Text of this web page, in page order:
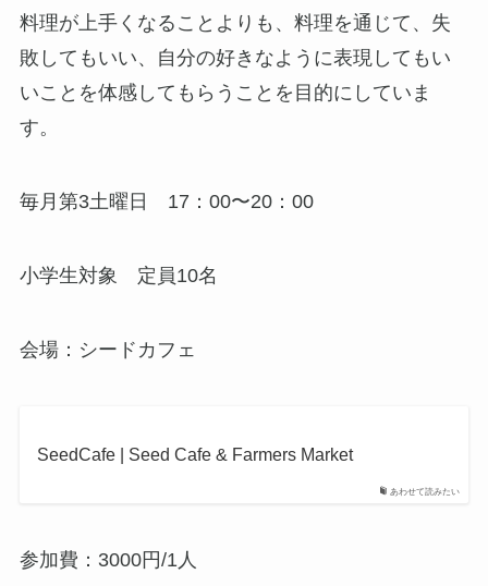
料理が上手くなることよりも、料理を通じて、失
敗してもいい、自分の好きなように表現してもい
いことを体感してもらうことを目的にしていま
す。
毎月第3土曜日 17：00〜20：00
小学生対象 定員10名
会場：シードカフェ
あわせて読みたい
SeedCafe | Seed Cafe & Farmers Market
参加費：3000円/1人